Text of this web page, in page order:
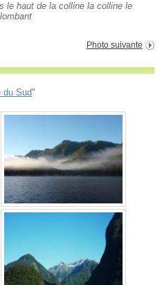
le haut de la colline la colline le
Photo suivante
du Sud"